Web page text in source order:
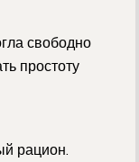
свободно
простоту
рацион.